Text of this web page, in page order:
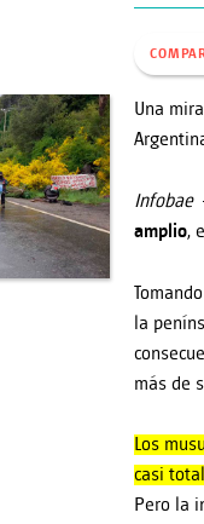
Una
Infobae
amplio,
la
más de
Los
casi
Pero la